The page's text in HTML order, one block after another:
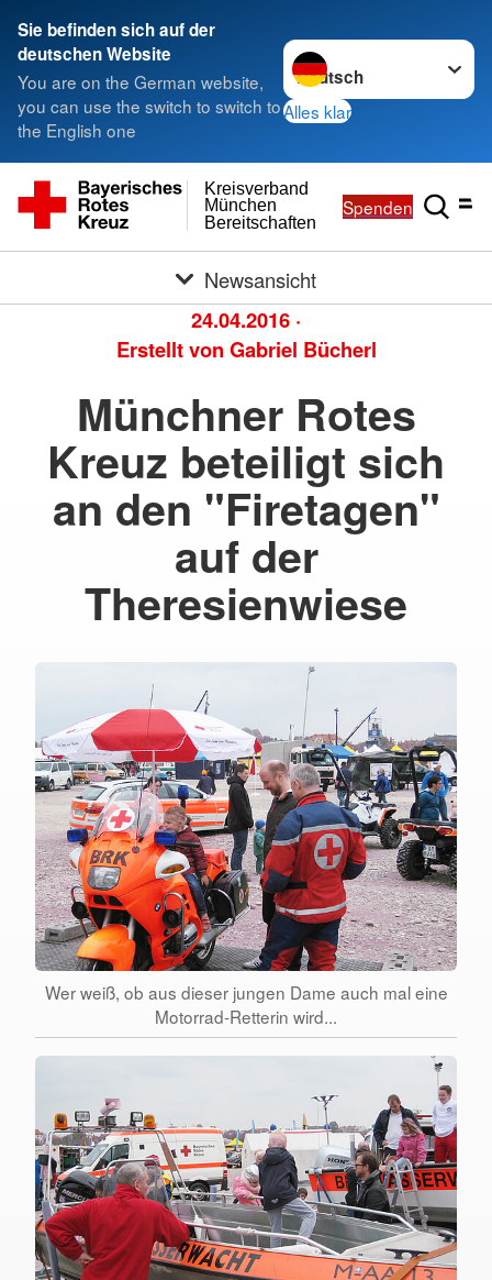
Sie befinden sich auf der
deutschen Website
You are on the German website,
you can use the switch to switch to
the English one
Sprache wechseln zu
Alles klar
Bereitschaften
München
Kreisverband
Spenden
Newsansicht
24.04.2016 ·
Erstellt von Gabriel Bücherl
Münchner Rotes
Kreuz beteiligt sich
an den "Firetagen"
auf der
Theresienwiese
Wer weiß, ob aus dieser jungen Dame auch mal eine
Motorrad-Retterin wird...